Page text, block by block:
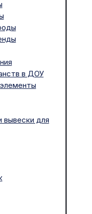
в ДОУ
вывески для